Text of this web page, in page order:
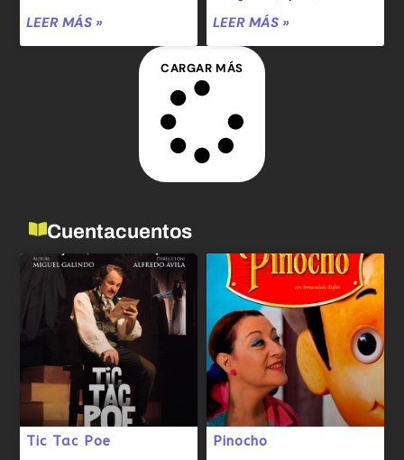
LEER MÁS » LEER MÁS »
CARGAR MÁS
Cuentacuentos
Tic Tac Poe Pinocho